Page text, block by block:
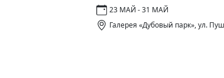
23 МАЙ - 31 МАЙ
Галерея «Дубовый парк», ул.